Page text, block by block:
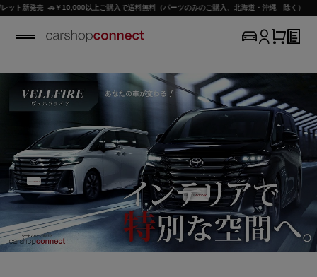
以上ご購入で送料無料（パーツのみのご購入、北海道・沖縄 除く）